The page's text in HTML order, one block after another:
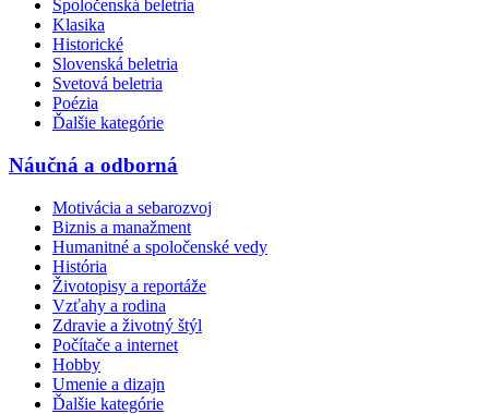
Spoločenská beletria
Klasika
Historické
Slovenská beletria
Svetová beletria
Poézia
Ďalšie kategórie
Náučná a odborná
Motivácia a sebarozvoj
Biznis a manažment
Humanitné a spoločenské vedy
História
Životopisy a reportáže
Vzťahy a rodina
Zdravie a životný štýl
Počítače a internet
Hobby
Umenie a dizajn
Ďalšie kategórie